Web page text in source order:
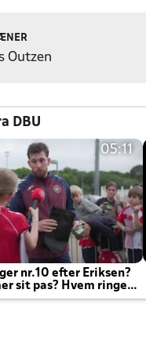
Outzen
DBU
05:11
nr.10 efter Eriksen?
sit pas? Hvem ringer
til efter kampe?